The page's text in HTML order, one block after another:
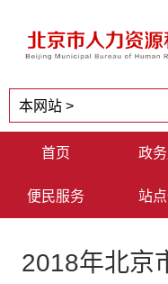
首页 政
便民服务 站
2018年北京